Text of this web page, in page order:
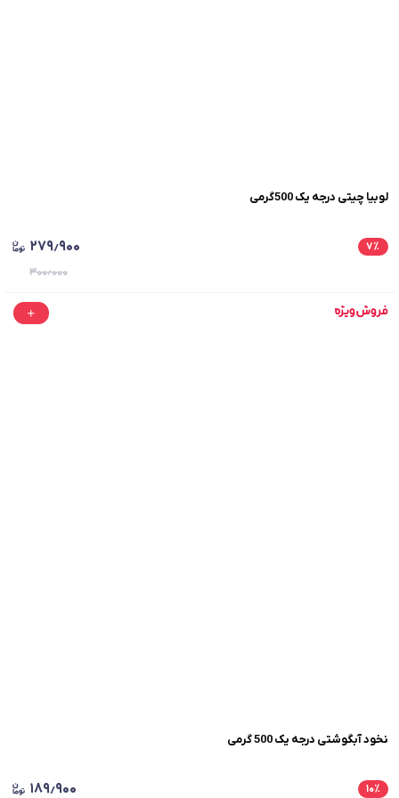
لوبیا چیتی درجه یک 500گرمی
۷٪ ۲۷۹٫۹۰۰
۳۰۰٫۰۰۰
نخود آبگوشتی درجه یک 500 گرمی
۱۰٪ ۱۸۹٫۹۰۰